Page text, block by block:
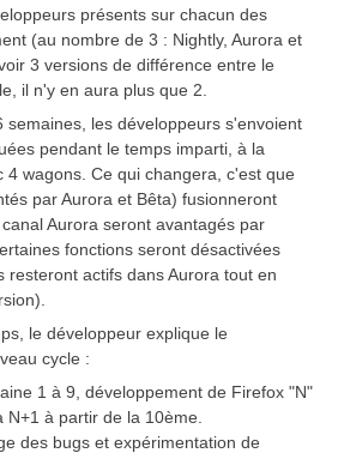
présents sur chacun des
(au nombre de 3 : Nightly, Aurora et
3 versions de différence entre le
il n'y en aura plus que 2.
semaines, les développeurs s'envoient
pendant le temps imparti, à la
4 wagons. Ce qui changera, c'est que
par Aurora et Bêta) fusionneront
Aurora seront avantagés par
fonctions seront désactivées
resteront actifs dans Aurora tout en
le développeur explique le
cycle :
1 à 9, développement de Firefox "N"
à partir de la 10ème.
des bugs et expérimentation de